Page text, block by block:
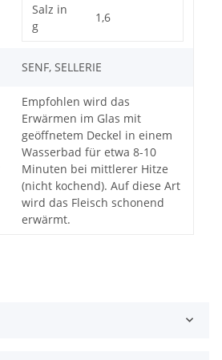
Salz in
g
1,6
SENF, SELLERIE
Empfohlen wird das
Erwärmen im Glas mit
geöffnetem Deckel in einem
Wasserbad für etwa 8-10
Minuten bei mittlerer Hitze
(nicht kochend). Auf diese Art
wird das Fleisch schonend
erwärmt.